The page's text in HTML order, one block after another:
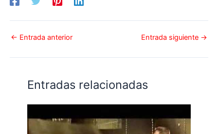
← Entrada anterior Entrada siguiente →
Entradas relacionadas